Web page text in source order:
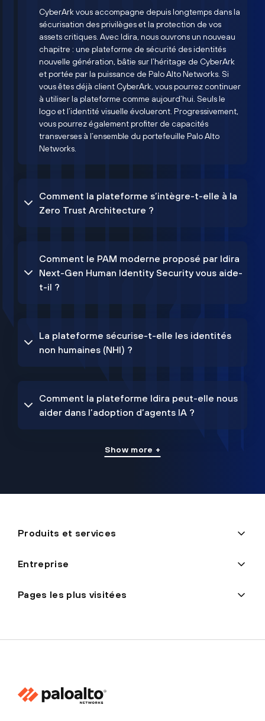
CyberArk vous accompagne depuis longtemps dans la
sécurisation des privilèges et la protection de vos
assets critiques. Avec Idira, nous ouvrons un nouveau
chapitre : une plateforme de sécurité des identités
nouvelle génération, bâtie sur l’héritage de CyberArk
et portée par la puissance de Palo Alto Networks. Si
vous êtes déjà client CyberArk, vous pourrez continuer
à utiliser la plateforme comme aujourd’hui. Seuls le
logo et l’identité visuelle évolueront. Progressivement,
vous pourrez également profiter de capacités
transverses à l’ensemble du portefeuille Palo Alto
Networks.
Comment la plateforme s’intègre-t-elle à la
Zero Trust Architecture ?
Comment le PAM moderne proposé par Idira
Next-Gen Human Identity Security vous aide-
t-il ?
La plateforme sécurise-t-elle les identités
non humaines (NHI) ?
Comment la plateforme Idira peut-elle nous
aider dans l’adoption d’agents IA ?
Show more +
Produits et services
Entreprise
Pages les plus visitées